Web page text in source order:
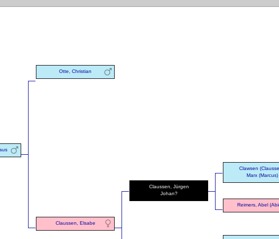
Otte, Christian
Claussen, Elsabe
Claussen, Jürgen
Johan?
Clawsen
Marx (Marcus)
Reimers, Abel